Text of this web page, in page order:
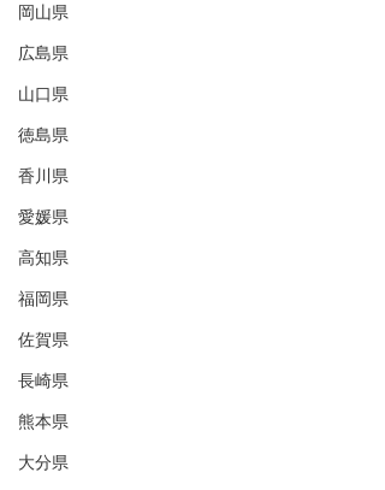
岡山県
広島県
山口県
徳島県
香川県
愛媛県
高知県
福岡県
佐賀県
長崎県
熊本県
大分県